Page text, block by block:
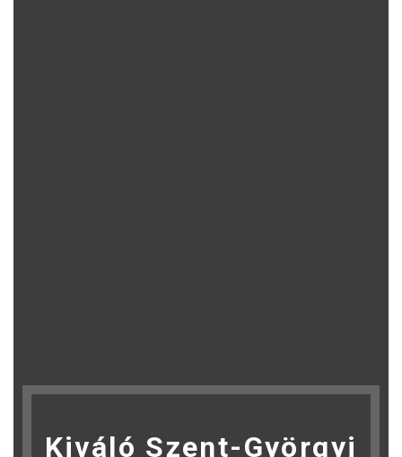
Kiváló Szent-Györgyi